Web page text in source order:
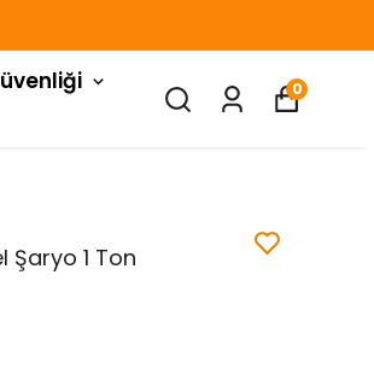
0
Şaryo 1 Ton